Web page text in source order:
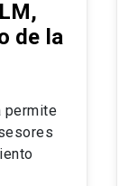
de la
permite